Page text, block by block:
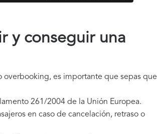
y conseguir una
overbooking, es importante que sepas que
261/2004 de la Unión Europea.
en caso de cancelación, retraso o